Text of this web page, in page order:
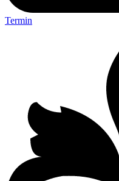
Termin